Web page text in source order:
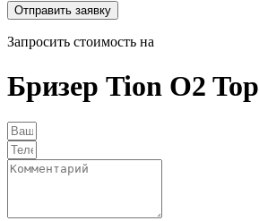
Отправить заявку
Запросить стоимость на
Бризер Tion O2 Top